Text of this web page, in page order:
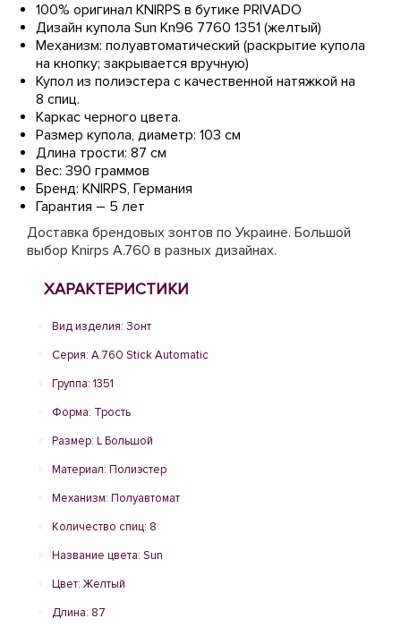
100% оригинал KNIRPS в бутике PRIVADO
Дизайн купола Sun Kn96 7760 1351 (желтый)
Механизм: полуавтоматический (раскрытие купола
на кнопку; закрывается вручную)
Купол из полиэстера с качественной натяжкой на
8 спиц.
Каркас черного цвета.
Размер купола, диаметр: 103 см
Длина трости: 87 см
Вес: 390 граммов
Бренд: KNIRPS, Германия
Гарантия – 5 лет
Доставка брендовых зонтов по Украине. Большой
выбор Knirps A.760 в разных дизайнах.
ХАРАКТЕРИСТИКИ
Вид изделия: Зонт
Серия: A.760 Stick Automatic
Группа: 1351
Форма: Трость
Размер: L Большой
Материал: Полиэстер
Механизм: Полуавтомат
Количество спиц: 8
Название цвета: Sun
Цвет: Желтый
Длина: 87